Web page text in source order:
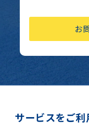
お
サービスをご